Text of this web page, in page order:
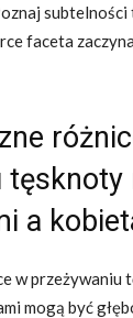
faceta
tęsknoty
a
w przeżywaniu
mogą być